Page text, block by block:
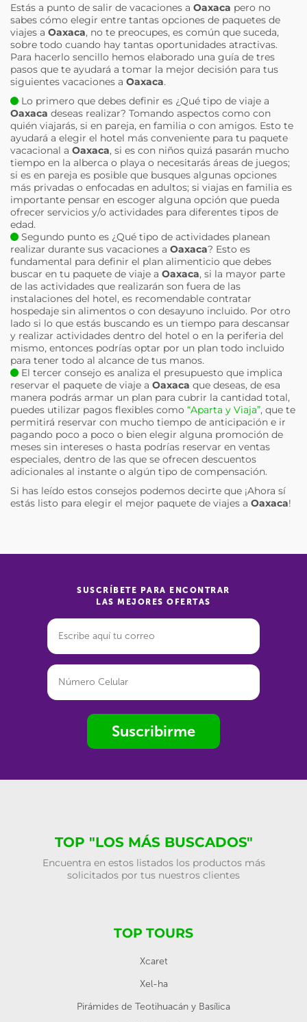
Estás a punto de salir de vacaciones a Oaxaca pero no
sabes cómo elegir entre tantas opciones de paquetes de
viajes a Oaxaca, no te preocupes, es común que suceda,
sobre todo cuando hay tantas oportunidades atractivas.
Para hacerlo sencillo hemos elaborado una guía de tres
pasos que te ayudará a tomar la mejor decisión para tus
siguientes vacaciones a Oaxaca.
Lo primero que debes definir es ¿Qué tipo de viaje a
Oaxaca deseas realizar? Tomando aspectos como con
quién viajarás, si en pareja, en familia o con amigos. Esto te
ayudará a elegir el hotel más conveniente para tu paquete
vacacional a Oaxaca, si es con niños quizá pasarán mucho
tiempo en la alberca o playa o necesitarás áreas de juegos;
si es en pareja es posible que busques algunas opciones
más privadas o enfocadas en adultos; si viajas en familia es
importante pensar en escoger alguna opción que pueda
ofrecer servicios y/o actividades para diferentes tipos de
edad.
Segundo punto es ¿Qué tipo de actividades planean
realizar durante sus vacaciones a Oaxaca? Esto es
fundamental para definir el plan alimenticio que debes
buscar en tu paquete de viaje a Oaxaca, si la mayor parte
de las actividades que realizarán son fuera de las
instalaciones del hotel, es recomendable contratar
hospedaje sin alimentos o con desayuno incluido. Por otro
lado si lo que estás buscando es un tiempo para descansar
y realizar actividades dentro del hotel o en la periferia del
mismo, entonces podrías optar por un plan todo incluido
para tener todo al alcance de tus manos.
El tercer consejo es analiza el presupuesto que implica
reservar el paquete de viaje a Oaxaca que deseas, de esa
manera podrás armar un plan para cubrir la cantidad total,
puedes utilizar pagos flexibles como “Aparta y Viaja”, que te
permitirá reservar con mucho tiempo de anticipación e ir
pagando poco a poco o bien elegir alguna promoción de
meses sin intereses o hasta podrías reservar en ventas
especiales, dentro de las que se ofrecen descuentos
adicionales al instante o algún tipo de compensación.
Si has leído estos consejos podemos decirte que ¡Ahora sí
estás listo para elegir el mejor paquete de viajes a Oaxaca!
SUSCRÍBETE PARA ENCONTRAR
LAS MEJORES OFERTAS
Suscribirme
TOP "LOS MÁS BUSCADOS"
Encuentra en estos listados los productos más
solicitados por tus nuestros clientes
TOP TOURS
Xcaret
Xel-ha
Pirámides de Teotihuacán y Basílica